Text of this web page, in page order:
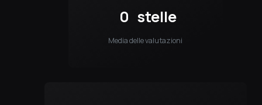
0 stelle
Media delle valutazioni